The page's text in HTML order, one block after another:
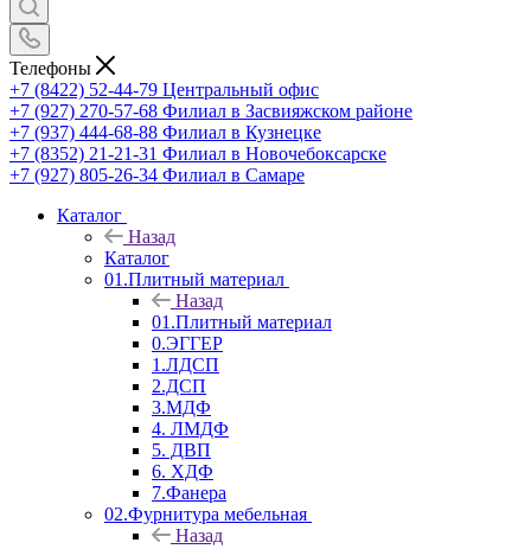
Телефоны
+7 (8422) 52-44-79 Центральный офис
+7 (927) 270-57-68 Филиал в Засвияжском районе
+7 (937) 444-68-88 Филиал в Кузнецке
+7 (8352) 21-21-31 Филиал в Новочебоксарске
+7 (927) 805-26-34 Филиал в Самаре
Каталог
Назад
Каталог
01.Плитный материал
Назад
01.Плитный материал
0.ЭГГЕР
1.ЛДСП
2.ДСП
3.МДФ
4. ЛМДФ
5. ДВП
6. ХДФ
7.Фанера
02.Фурнитура мебельная
Назад